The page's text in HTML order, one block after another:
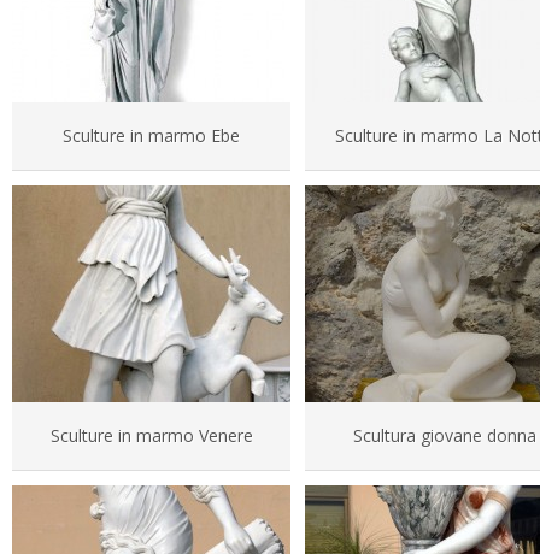
Sculture in marmo Ebe Sculture in marmo La
Sculture in marmo Venere Scultura giovane donna